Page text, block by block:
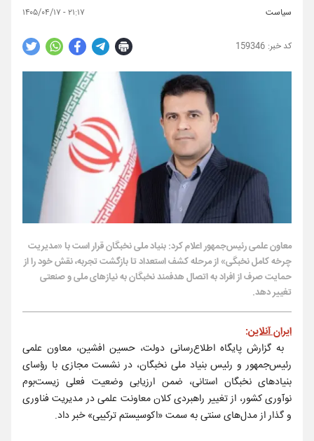
سیاست ۲۱:۱۷ - ۱۴۰۵/۰۴/۱۷
159346
معاون علمی رئیس‌جمهور اعلام کرد: بنیاد ملی نخبگان قرار است با «مدیریت
چرخه کامل نخبگی» از مرحله کشف استعداد تا بازگشت تجربه، نقش خود را از
حمایت صرف از افراد به اتصال هدفمند نخبگان به نیازهای ملی و صنعتی
تغییر دهد.
ایران آنلاین:
به گزارش پایگاه اطلاع‌رسانی دولت، حسین افشین، معاون علمی
رئیس‌جمهور و رئیس بنیاد ملی نخبگان، در نشست مجازی با رؤسای
بنیادهای نخبگان استانی، ضمن ارزیابی وضعیت فعلی زیست‌بوم
نوآوری کشور، از تغییر راهبردی کلان معاونت علمی در مدیریت فناوری
و گذار از مدل‌های سنتی به سمت «اکوسیستم ترکیبی» خبر داد.